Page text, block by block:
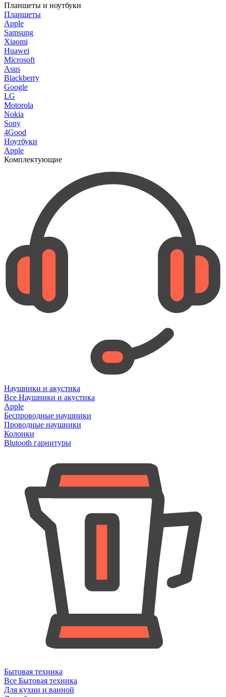
Планшеты и ноутбуки
Планшеты
Apple
Samsung
Xiaomi
Huawei
Microsoft
Asus
Blackberry
Google
LG
Motorola
Nokia
Sony
4Good
Ноутбуки
Apple
Комплектующие
Наушники и акустика
Все Наушники и акустика
Apple
Беспроводные наушники
Проводные наушники
Колонки
Blutooth гарнитуры
Бытовая техника
Все Бытовая техника
Для кухни и ванной